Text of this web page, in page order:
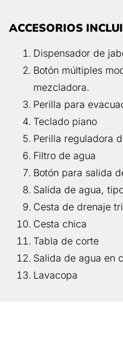
ACCESORIOS
Dispensador de
Botón múltiples
mezcladora.
Perilla para
Teclado piano
Perilla reguladora
Filtro de agua
Botón para salida
Salida de agua,
Cesta de drenaje
Cesta chica
Tabla de corte
Salida de agua en
Lavacopa